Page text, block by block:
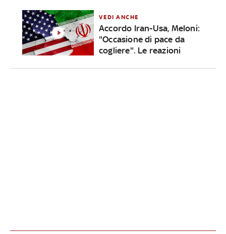
VEDI ANCHE
Accordo Iran-Usa, Meloni:
"Occasione di pace da
cogliere". Le reazioni